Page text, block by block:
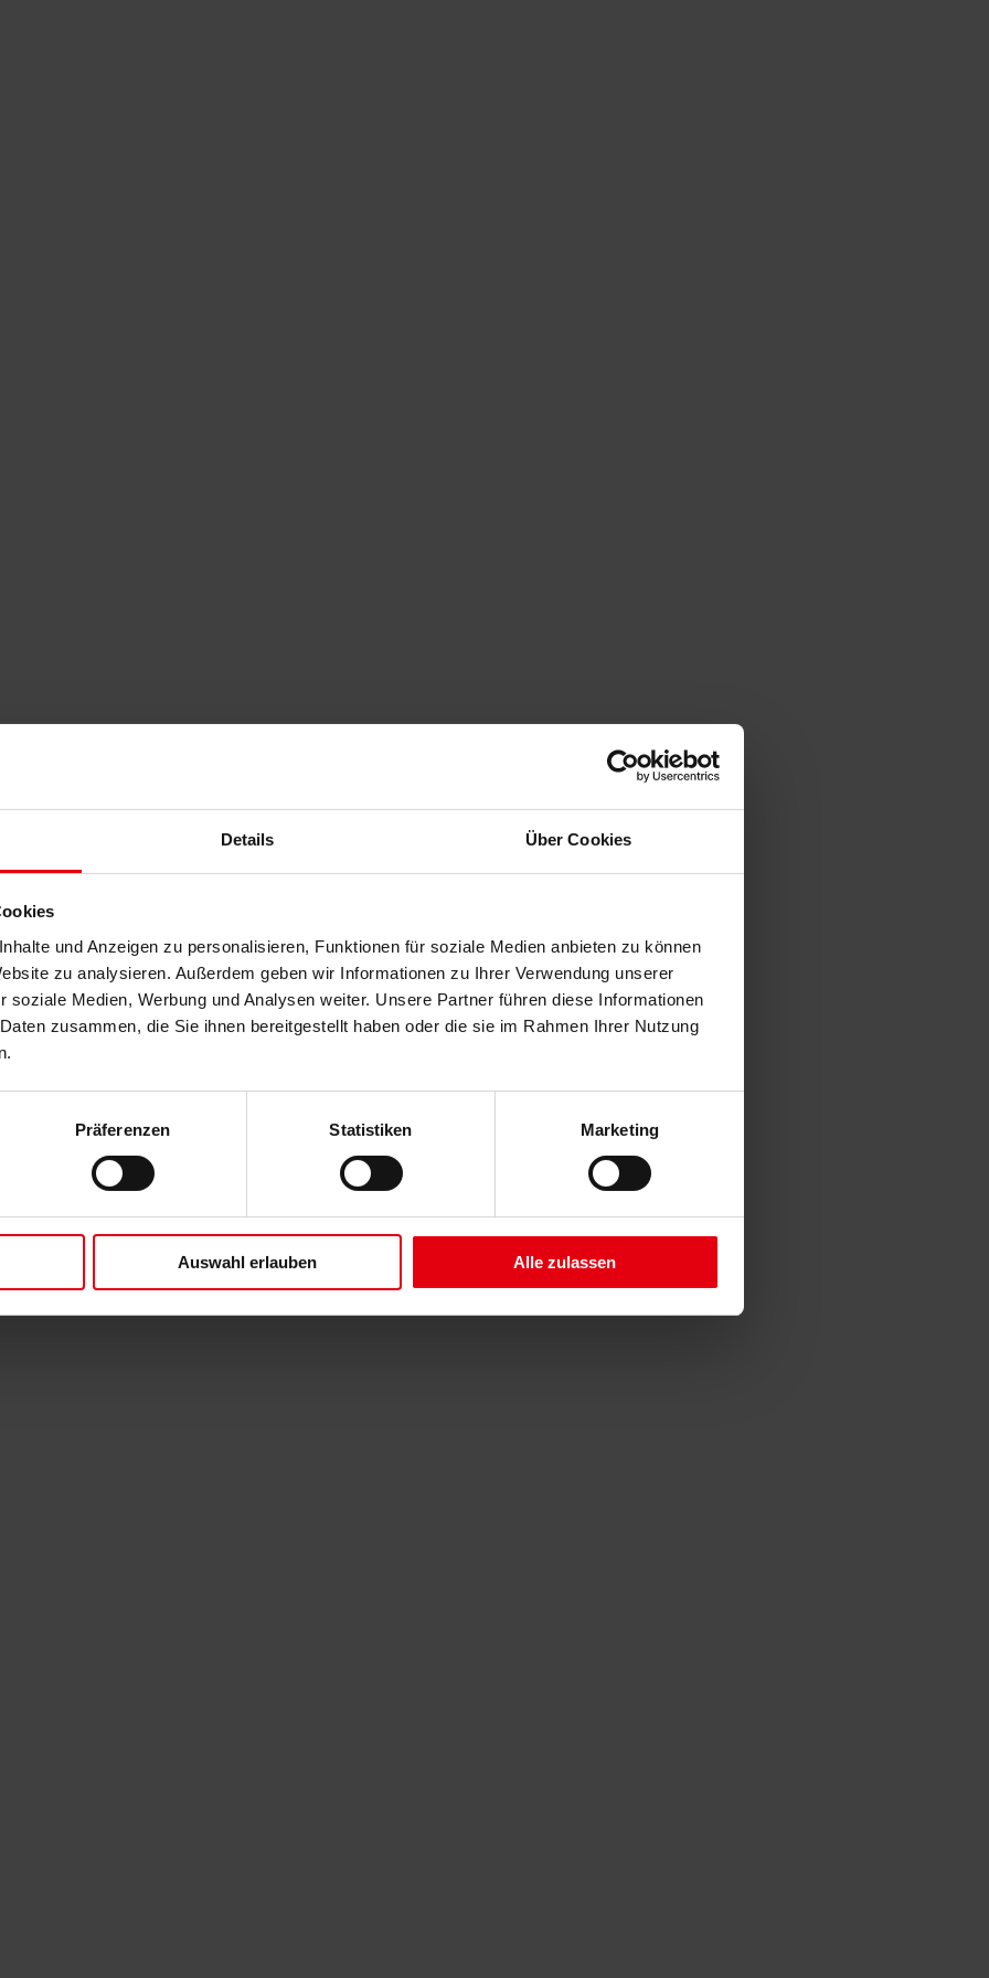
Details Über Cookies
und Anzeigen zu personalisieren, Funktionen für soziale Medien anbieten zu können
zu analysieren. Außerdem geben wir Informationen zu Ihrer Verwendung unserer
soziale Medien, Werbung und Analysen weiter. Unsere Partner führen diese Informationen
zusammen, die Sie ihnen bereitgestellt haben oder die sie im Rahmen Ihrer Nutzung
Präferenzen Statistiken Marketing
Auswahl erlauben Alle zulassen